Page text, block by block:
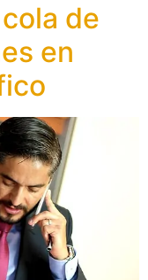
de
en